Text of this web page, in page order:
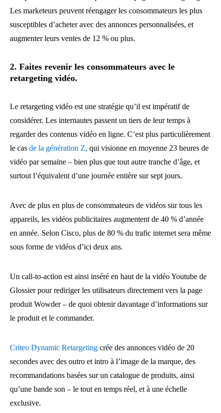
Les marketeurs peuvent réengager les consommateurs les plus
susceptibles d’acheter avec des annonces personnalisées, et
augmenter leurs ventes de 12 % ou plus.
2. Faites revenir les consommateurs avec le
retargeting vidéo.
Le retargeting vidéo est une stratégie qu’il est impératif de
considérer. Les internautes passent un tiers de leur temps à
regarder des contenus vidéo en ligne. C’est plus particulièrement
le cas de la génération Z, qui visionne en moyenne 23 heures de
vidéo par semaine – bien plus que tout autre tranche d’âge, et
surtout l’équivalent d’une journée entière sur sept jours.
Avec de plus en plus de consommateurs de vidéos sur tous les
appareils, les vidéos publicitaires augmentent de 40 % d’année
en année. Selon Cisco, plus de 80 % du trafic internet sera même
sous forme de vidéos d’ici deux ans.
Un call-to-action est ainsi inséré en haut de la vidéo Youtube de
Glossier pour rediriger les utilisateurs directement vers la page
produit Wowder – de quoi obtenir davantage d’informations sur
le produit et le commander.
Criteo Dynamic Retargeting crée des annonces vidéo de 20
secondes avec des outro et intro à l’image de la marque, des
recommandations basées sur un catalogue de produits, ainsi
qu’une bande son – le tout en temps réel, et à une échelle
exclusive.